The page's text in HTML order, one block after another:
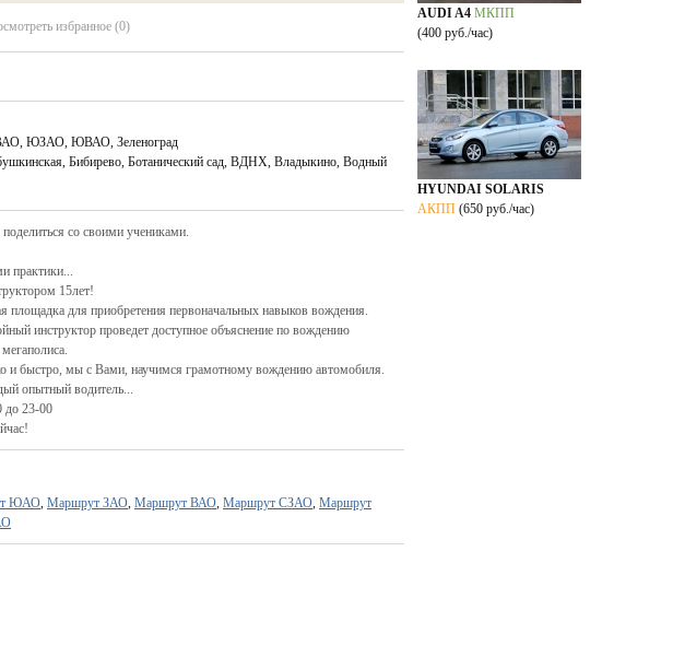
избранное (0)
AUDI A4 МКПП
(400 руб./час)
HYUNDAI SOLARIS
АКПП (650 руб./час)
ЮЗАО, ЮВАО, Зеленоград
Бибирево, Ботанический сад, ВДНХ, Владыкино, Водный
со своими учениками.
практики...
15лет!
площадка для приобретения первоначальных навыков вождения.
инструктор проведет доступное объяснение по вождению
и быстро, мы с Вами, научимся грамотному вождению автомобиля.
опытный водитель...
до 23-00
ЮАО, Маршрут ЗАО, Маршрут ВАО, Маршрут СЗАО, Маршрут